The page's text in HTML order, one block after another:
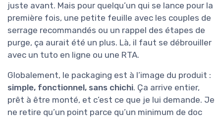
juste avant. Mais pour quelqu’un qui se lance pour la
première fois, une petite feuille avec les couples de
serrage recommandés ou un rappel des étapes de
purge, ça aurait été un plus. Là, il faut se débrouiller
avec un tuto en ligne ou une RTA.
Globalement, le packaging est à l’image du produit :
simple, fonctionnel, sans chichi. Ça arrive entier,
prêt à être monté, et c’est ce que je lui demande. Je
ne retire qu’un point parce qu’un minimum de doc